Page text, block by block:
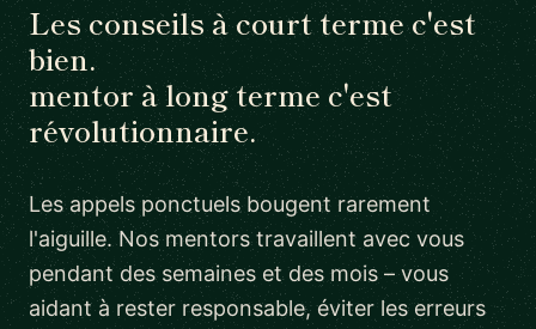
Les conseils à court terme c'est
bien.
mentor à long terme c'est
révolutionnaire.
Les appels ponctuels bougent rarement
l'aiguille. Nos mentors travaillent avec vous
pendant des semaines et des mois – vous
aidant à rester responsable, éviter les erreurs